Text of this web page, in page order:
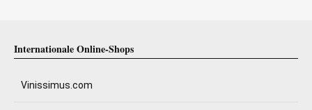
Internationale Online-Shops
Vinissimus.com